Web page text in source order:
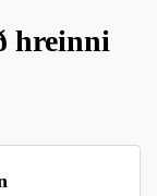
hreinni